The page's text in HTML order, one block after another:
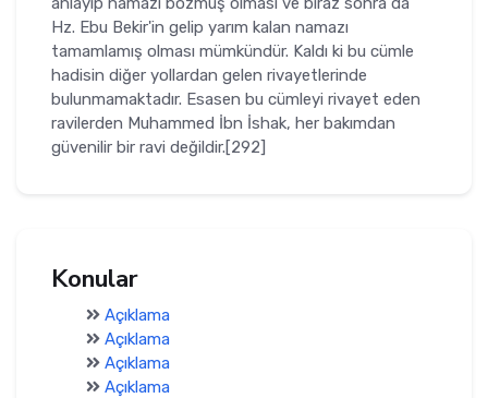
Hz. Ebu Bekir'in gelip yarım kalan namazı
tamamlamış olması mümkündür. Kaldı ki bu cümle
hadisin diğer yollardan gelen rivayetlerinde
bulunmamaktadır. Esasen bu cümleyi rivayet eden
ravilerden Muhammed İbn İshak, her ba­kımdan
güvenilir bir ravi değildir.[292]
Konular
Açıklama
Açıklama
Açıklama
Açıklama